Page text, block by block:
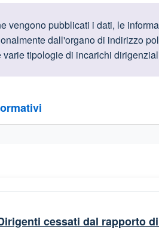
vengono pubblicati i dati, le
dall'organo di indirizzo
tipologie di incarichi
cessati dal rapporto